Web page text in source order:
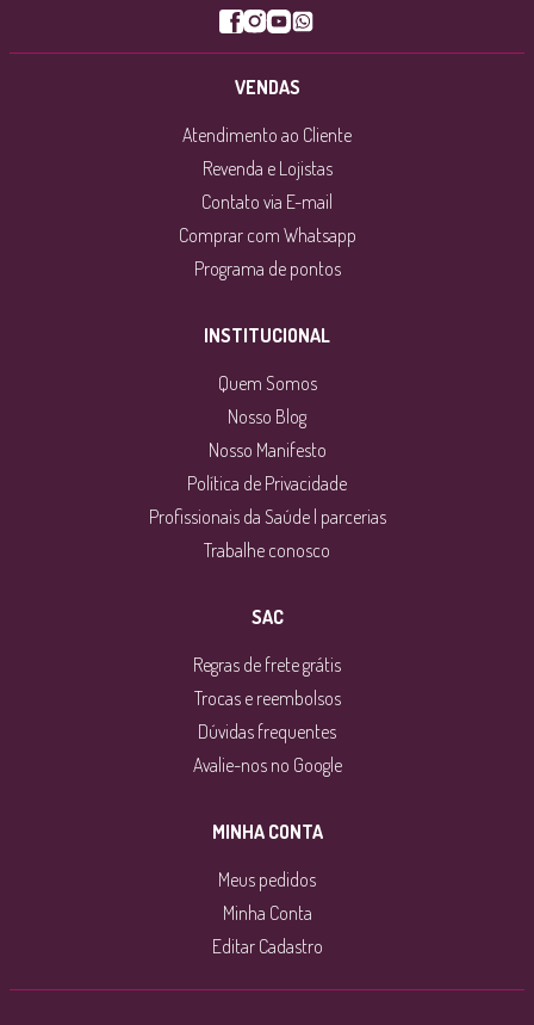
poderia ter sido melhor! A pastinha vem homogênea e é
bem versátil, facilita muito muito a vida, além de ter um
Gostei muito do produto
Super saboroso e cremoso
Delicioso,preparo rápido e prático
VENDAS
Atendimento ao Cliente
Revenda e Lojistas
Contato via E-mail
Comprar com Whatsapp
Programa de pontos
INSTITUCIONAL
Quem Somos
Nosso Blog
Nosso Manifesto
Política de Privacidade
Profissionais da Saúde | parcerias
Trabalhe conosco
SAC
Regras de frete grátis
Trocas e reembolsos
Dúvidas frequentes
Avalie-nos no Google
MINHA CONTA
Meus pedidos
Minha Conta
Editar Cadastro